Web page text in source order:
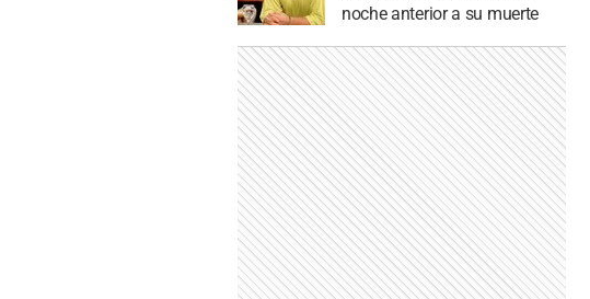
noche anterior a su muerte